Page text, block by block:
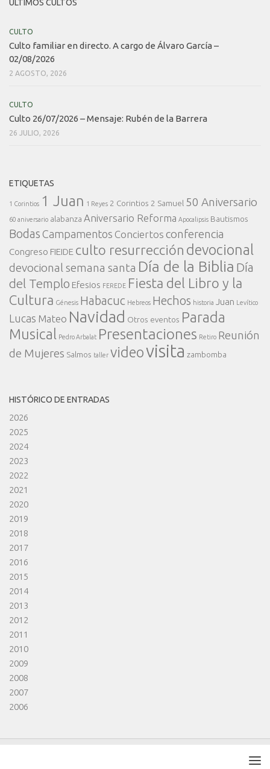
ÚLTIMOS CULTOS
CULTO
Culto familiar en directo. A cargo de Álvaro García –
02/08/2026
2 AGOSTO, 2026
CULTO
Culto 26/07/2026 – Mensaje: Rubén de la Barrera
26 JULIO, 2026
ETIQUETAS
1 Corintios 1 Juan 1 Reyes 2 Corintios 2 Samuel 50 Aniversario
60 aniversario alabanza Aniversario Reforma Apocalipsis Bautismos
Bodas Campamentos Conciertos conferencia
Congreso FIEIDE culto resurrección devocional
devocional semana santa Día de la Biblia Día
del Templo Efesios FEREDE Fiesta del Libro y la
Cultura Génesis Habacuc Hebreos Hechos historia Juan Levítico
Lucas Mateo Navidad Otros eventos Parada
Musical
Pedro Arbalat Presentaciones Retiro Reunión
de Mujeres Salmos taller videovisita zambomba
HISTÓRICO DE ENTRADAS
2026
2025
2024
2023
2022
2021
2020
2019
2018
2017
2016
2015
2014
2013
2012
2011
2010
2009
2008
2007
2006